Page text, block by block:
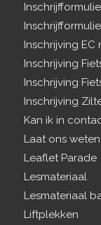
Inschrijving
Inschrijving
Inschrijving
Inschrijving
Kan ik in
Laat ons
Leaflet Parade
Lesmateriaal
Lesmateriaal
Liftplekken